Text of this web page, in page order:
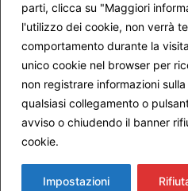
parti, clicca su "Maggiori
l'utilizzo dei cookie, non verrà
comportamento durante la
unico cookie nel browser per
non registrare informazioni
qualsiasi collegamento o
avviso o chiudendo il banner
cookie.
Impostazioni
Login redattori Cookie
© 2026
. Tutti i diritti